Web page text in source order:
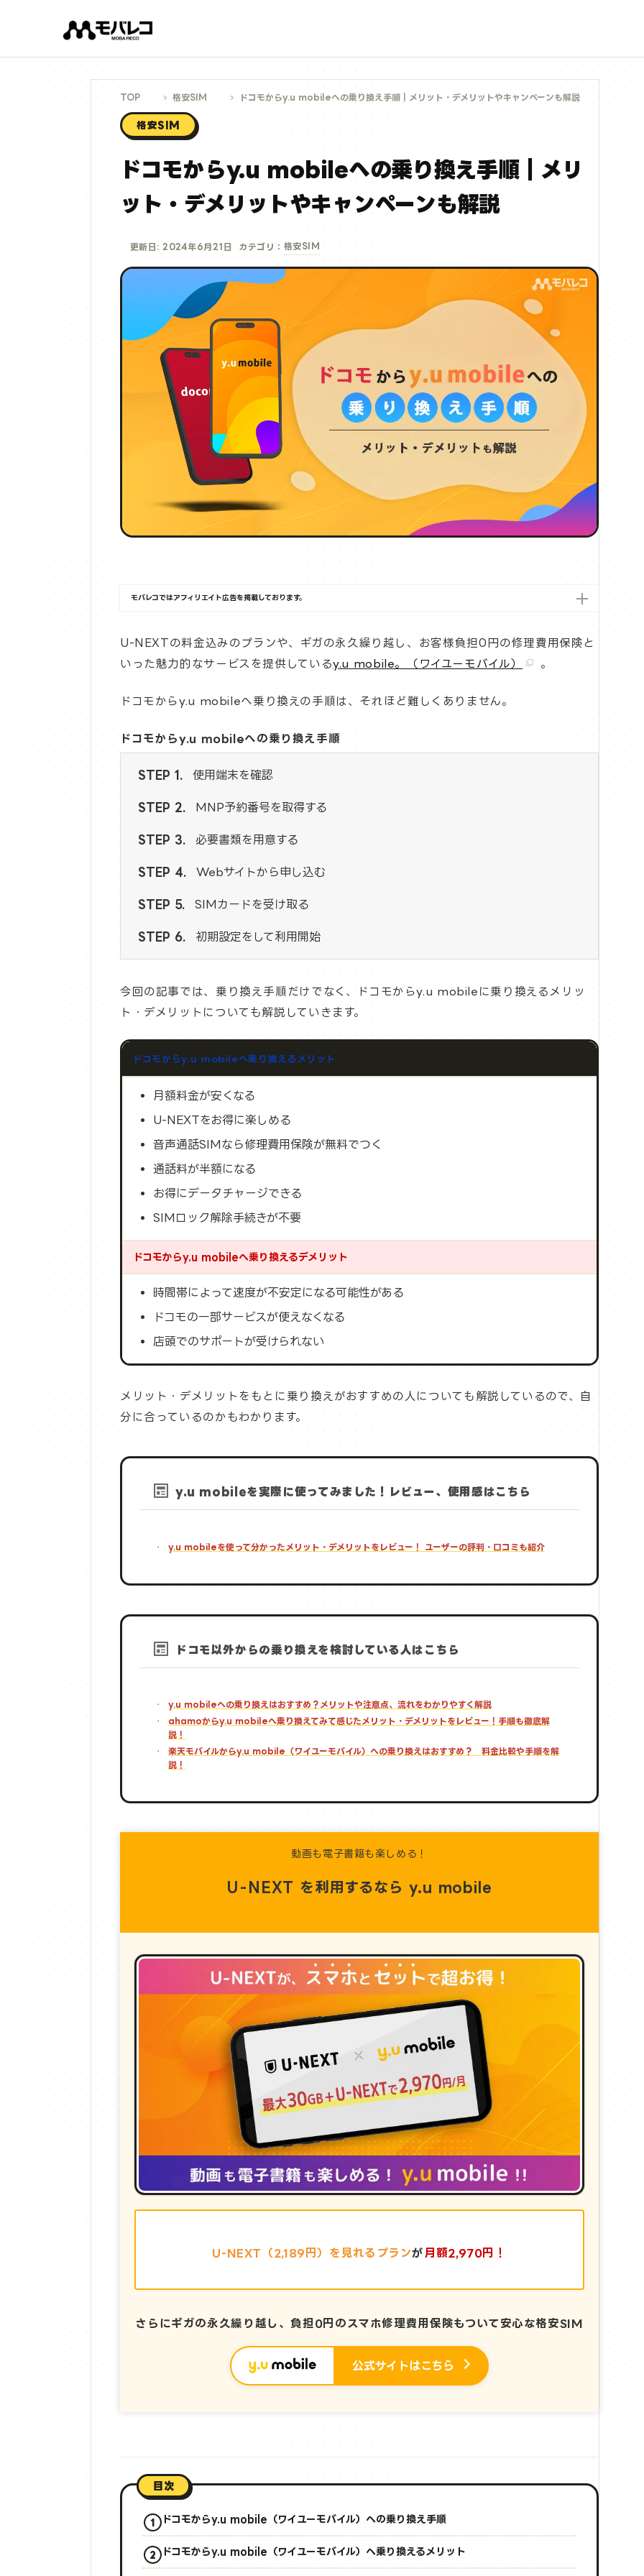
ス
TOP 格安SIM ドコモからy.u mobileへの乗り換え手順｜メリット・デメリットやキャンペーンも解説
格安SIM
ドコモからy.u mobileへの乗り換え手順｜メリ
ット・デメリットやキャンペーンも解説
更新日: 2024年6月21日 カテゴリ： 格安SIM
モバレコではアフィリエイト広告を掲載しております。
U-NEXTの料金込みのプランや、ギガの永久繰り越し、お客様負担0円の修理費用保険と
いった魅力的なサービスを提供しているy.u mobile。（ワイユーモバイル） 。
ドコモからy.u mobileへ乗り換えの手順は、それほど難しくありません。
ドコモからy.u mobileへの乗り換え手順
使用端末を確認
MNP予約番号を取得する
必要書類を用意する
Webサイトから申し込む
SIMカードを受け取る
初期設定をして利用開始
今回の記事では、乗り換え手順だけでなく、ドコモからy.u mobileに乗り換えるメリッ
ト・デメリットについても解説していきます。
ドコモからy.u mobileへ乗り換えるメリット
月額料金が安くなる
U-NEXTをお得に楽しめる
音声通話SIMなら修理費用保険が無料でつく
通話料が半額になる
お得にデータチャージできる
SIMロック解除手続きが不要
ドコモからy.u mobileへ乗り換えるデメリット
時間帯によって速度が不安定になる可能性がある
ドコモの一部サービスが使えなくなる
店頭でのサポートが受けられない
メリット・デメリットをもとに乗り換えがおすすめの人についても解説しているので、自
分に合っているのかもわかります。
y.u mobileを実際に使ってみました！レビュー、使用感はこちら
y.u mobileを使って分かったメリット・デメリットをレビュー！ ユーザーの評判・口コミも紹介
ドコモ以外からの乗り換えを検討している人はこちら
y.u mobileへの乗り換えはおすすめ？メリットや注意点、流れをわかりやすく解説
ahamoからy.u mobileへ乗り換えてみて感じたメリット・デメリットをレビュー！手順も徹底解
説！
楽天モバイルからy.u mobile（ワイユーモバイル）への乗り換えはおすすめ？ 料金比較や手順を解
説！
動画も電子書籍も楽しめる！
U-NEXT を利用するなら y.u mobile
U-NEXT（2,189円）を見れるプランが 月額2,970円！
さらにギガの永久繰り越し、負担0円のスマホ修理費用保険もついて 安心な格安SIM
公式サイトはこちら
目次
ドコモからy.u mobile（ワイユーモバイル）への乗り換え手順
ドコモからy.u mobile（ワイユーモバイル）へ乗り換えるメリット